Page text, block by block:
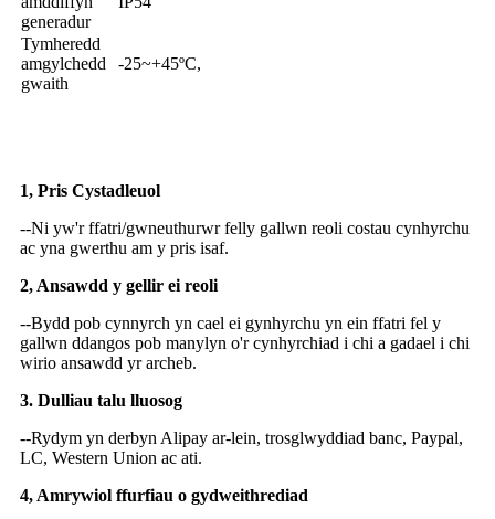
generadur
Tymheredd
amgylchedd
gwaith
-25~+45ºC,
1, Pris Cystadleuol
--Ni yw'r ffatri/gwneuthurwr felly gallwn reoli costau cynhyrchu
ac yna gwerthu am y pris isaf.
2, Ansawdd y gellir ei reoli
--Bydd pob cynnyrch yn cael ei gynhyrchu yn ein ffatri fel y
gallwn ddangos pob manylyn o'r cynhyrchiad i chi a gadael i chi
wirio ansawdd yr archeb.
3. Dulliau talu lluosog
--Rydym yn derbyn Alipay ar-lein, trosglwyddiad banc, Paypal,
LC, Western Union ac ati.
4, Amrywiol ffurfiau o gydweithrediad